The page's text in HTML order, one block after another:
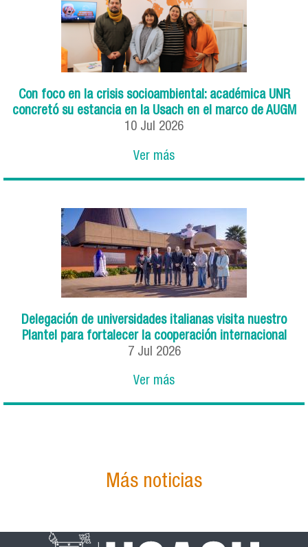
Con foco en la crisis socioambiental: académica UNR
concretó su estancia en la Usach en el marco de AUGM
10 Jul 2026
Ver más
Delegación de universidades italianas visita nuestro
Plantel para fortalecer la cooperación internacional
7 Jul 2026
Ver más
Más noticias